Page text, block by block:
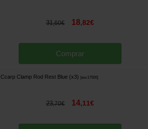
31,60€ 18,82€
Comprar
Ccarp Clamp Rod Rest Blue (x3) [esc17500]
23,70€ 14,11€